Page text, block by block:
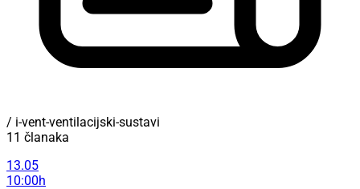
/ i-vent-ventilacijski-sustavi
11 članaka
13.05
10:00h